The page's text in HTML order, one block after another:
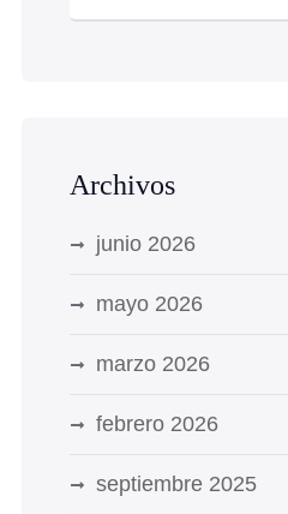
Archivos
junio 2026
mayo 2026
marzo 2026
febrero 2026
septiembre 2025